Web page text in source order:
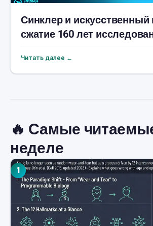
Синклер и искусственный
сжатие 160 лет
старения
Читать далее ←
🔥 Самые
неделе
1